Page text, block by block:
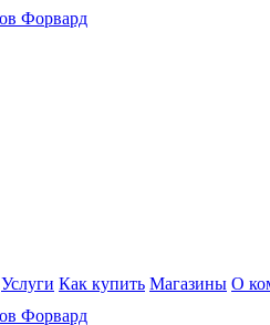
Услуги Как купить Магазины О